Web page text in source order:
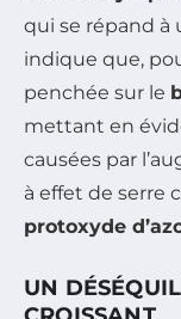
qui se répand à
indique que,
penchée sur le
mettant en
causées par
à effet de serre
protoxyde
UN